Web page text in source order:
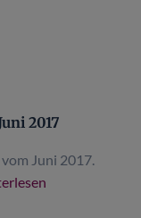
2017
Juni 2017.